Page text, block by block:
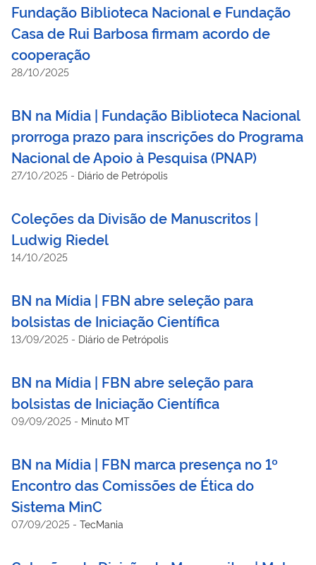
Fundação Biblioteca Nacional e Fundação
Casa de Rui Barbosa firmam acordo de
cooperação
28/10/2025
BN na Mídia | Fundação Biblioteca Nacional
prorroga prazo para inscrições do Programa
Nacional de Apoio à Pesquisa (PNAP)
27/10/2025 - Diário de Petrópolis
Coleções da Divisão de Manuscritos |
Ludwig Riedel
14/10/2025
BN na Mídia | FBN abre seleção para
bolsistas de Iniciação Científica
13/09/2025 - Diário de Petrópolis
BN na Mídia | FBN abre seleção para
bolsistas de Iniciação Científica
09/09/2025 - Minuto MT
BN na Mídia | FBN marca presença no 1º
Encontro das Comissões de Ética do
Sistema MinC
07/09/2025 - TecMania